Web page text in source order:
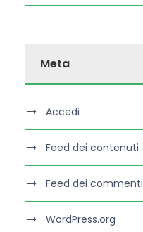
Meta
Accedi
Feed dei contenuti
Feed dei commenti
WordPress.org